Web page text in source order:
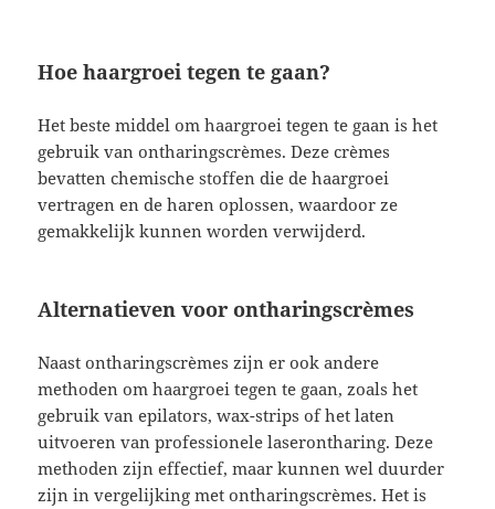
Hoe haargroei tegen te gaan?
Het beste middel om haargroei tegen te gaan is het
gebruik van ontharingscrèmes. Deze crèmes
bevatten chemische stoffen die de haargroei
vertragen en de haren oplossen, waardoor ze
gemakkelijk kunnen worden verwijderd.
Alternatieven voor ontharingscrèmes
Naast ontharingscrèmes zijn er ook andere
methoden om haargroei tegen te gaan, zoals het
gebruik van epilators, wax-strips of het laten
uitvoeren van professionele laserontharing. Deze
methoden zijn effectief, maar kunnen wel duurder
zijn in vergelijking met ontharingscrèmes. Het is